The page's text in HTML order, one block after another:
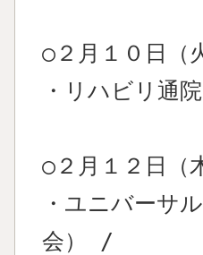
○２月１０日（
・リハビリ通
○２月１２日（
・ユニバーサ
会） /